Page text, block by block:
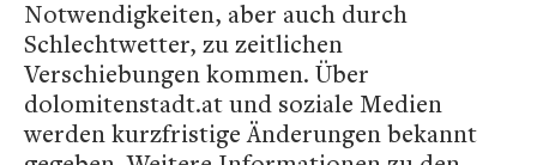
Notwendigkeiten, aber auch durch
Schlechtwetter, zu zeitlichen
Verschiebungen kommen. Über
dolomitenstadt.at und soziale Medien
werden kurzfristige Änderungen bekannt